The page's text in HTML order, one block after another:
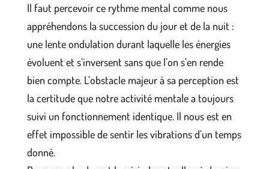
Il faut percevoir ce rythme mental comme nous
appréhendons la succession du jour et de la nuit :
une lente ondulation durant laquelle les énergies
évoluent et s’inversent sans que l’on s’en rende
bien compte. L’obstacle majeur à sa perception est
la certitude que notre activité mentale a toujours
suivi un fonctionnement identique. Il nous est en
effet impossible de sentir les vibrations d’un temps
donné.